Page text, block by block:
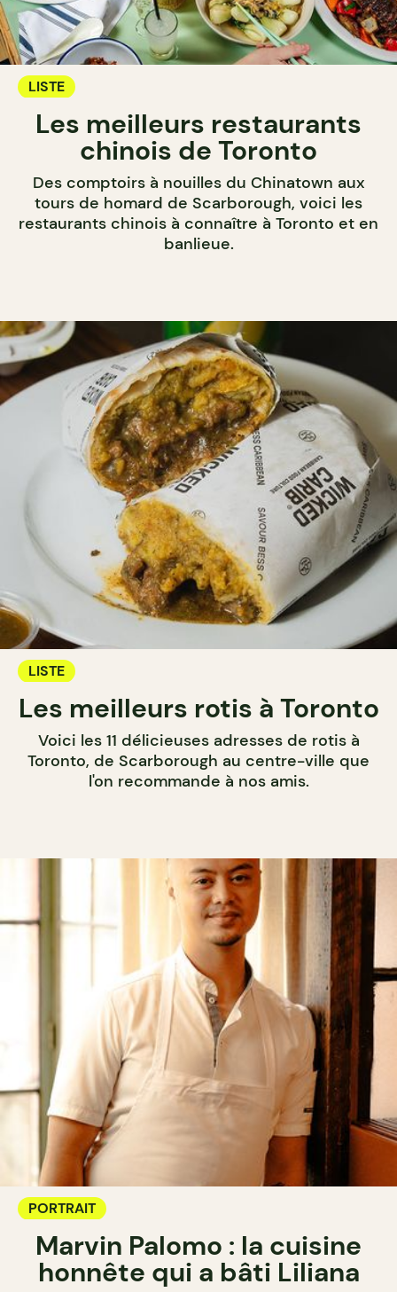
LISTE
Les meilleurs restaurants
chinois de Toronto
Des comptoirs à nouilles du Chinatown aux
tours de homard de Scarborough, voici les
restaurants chinois à connaître à Toronto et en
banlieue.
LISTE
Les meilleurs rotis à Toronto
Voici les 11 délicieuses adresses de rotis à
Toronto, de Scarborough au centre-ville que
l'on recommande à nos amis.
PORTRAIT
Marvin Palomo : la cuisine
honnête qui a bâti Liliana